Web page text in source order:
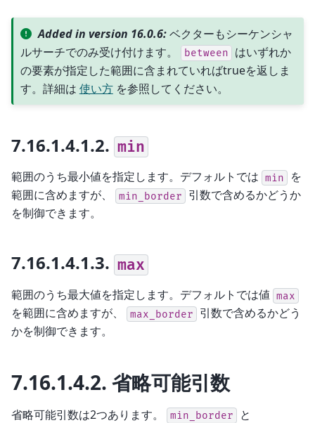
Added in version 16.0.6:ベクターもシーケンシャ
ルサーチでのみ受け付けます。
between
はいずれか
の要素が指定した範囲に含まれていればtrueを返しま
す。詳細は 使い方を参照してください。
7.16.1.4.1.2. min
範囲のうち最小値を指定します。デフォルトでは min
を
範囲に含めますが、
min_border
引数で含めるかどうか
を制御できます。
7.16.1.4.1.3. max
範囲のうち最大値を指定します。デフォルトでは値 max
を範囲に含めますが、 max_border
引数で含めるかどう
かを制御できます。
7.16.1.4.2. 省略可能引数
省略可能引数は2つあります。 min_border と